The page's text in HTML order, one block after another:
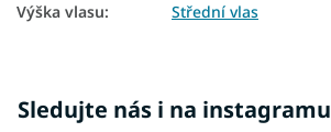
Výška vlasu: Střední vlas
Sledujte nás i na instagramu